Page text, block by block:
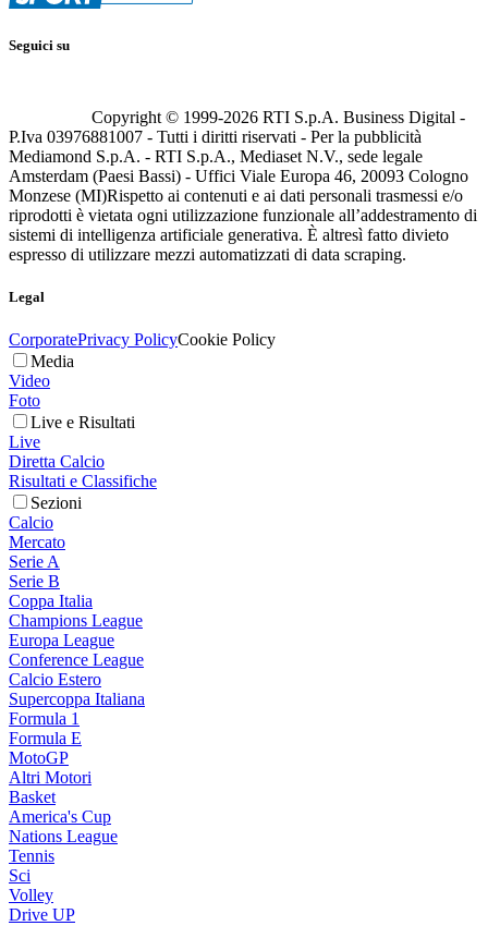
Seguici su
Copyright © 1999-2026 RTI S.p.A. Business Digital -
P.Iva 03976881007 - Tutti i diritti riservati - Per la pubblicità
Mediamond S.p.A. - RTI S.p.A., Mediaset N.V., sede legale
Amsterdam (Paesi Bassi) - Uffici Viale Europa 46, 20093 Cologno
Monzese (MI)Rispetto ai contenuti e ai dati personali trasmessi e/o
riprodotti è vietata ogni utilizzazione funzionale all’addestramento di
sistemi di intelligenza artificiale generativa. È altresì fatto divieto
espresso di utilizzare mezzi automatizzati di data scraping.
Legal
CorporatePrivacy PolicyCookie Policy
Media
Video
Foto
Live e Risultati
Live
Diretta Calcio
Risultati e Classifiche
Sezioni
Calcio
Mercato
Serie A
Serie B
Coppa Italia
Champions League
Europa League
Conference League
Calcio Estero
Supercoppa Italiana
Formula 1
Formula E
MotoGP
Altri Motori
Basket
America's Cup
Nations League
Tennis
Sci
Volley
Drive UP